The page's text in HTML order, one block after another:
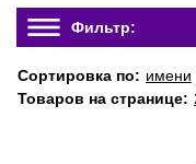
Фильтр:
Сортировка по: имени
Товаров на странице: